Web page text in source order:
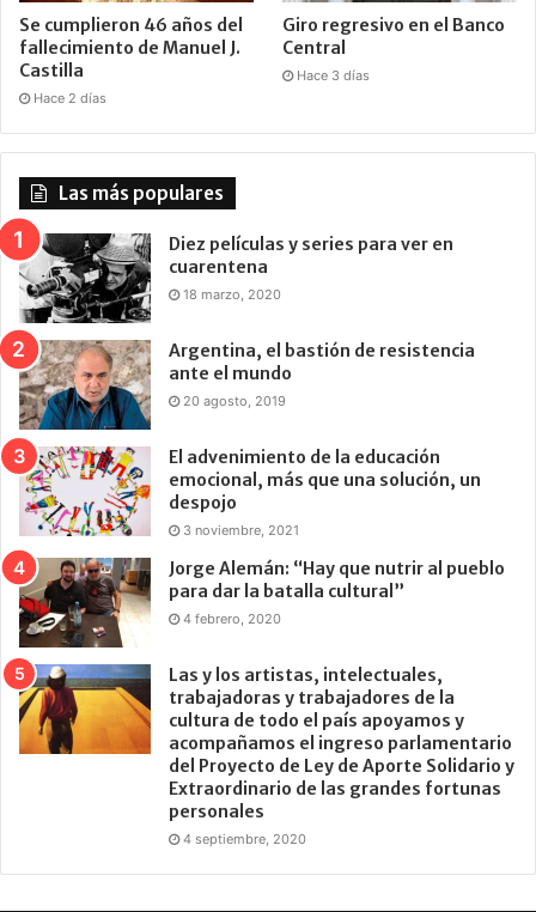
Se cumplieron 46 años del
fallecimiento de Manuel J.
Castilla
Hace 2 días
Giro regresivo en el Banco
Central
Hace 3 días
Las más populares
Diez películas y series para ver en
cuarentena
18 marzo, 2020
Argentina, el bastión de resistencia
ante el mundo
20 agosto, 2019
El advenimiento de la educación
emocional, más que una solución, un
despojo
3 noviembre, 2021
Jorge Alemán: “Hay que nutrir al pueblo
para dar la batalla cultural”
4 febrero, 2020
Las y los artistas, intelectuales,
trabajadoras y trabajadores de la
cultura de todo el país apoyamos y
acompañamos el ingreso parlamentario
del Proyecto de Ley de Aporte Solidario y
Extraordinario de las grandes fortunas
personales
4 septiembre, 2020